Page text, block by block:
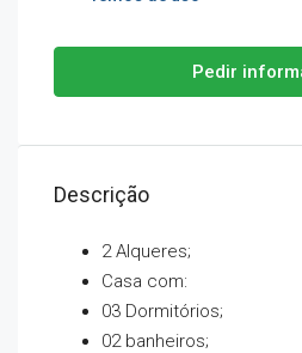
Pedir
Descrição
2 Alqueres;
Casa com:
03 Dormitórios;
02 banheiros;